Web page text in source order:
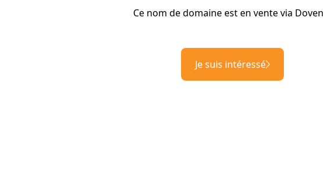
Ce nom de domaine est en vente via
Je suis intéressé